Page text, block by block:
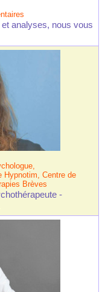
analyses, nous vous
Hypnotim, Centre de
Brèves
-